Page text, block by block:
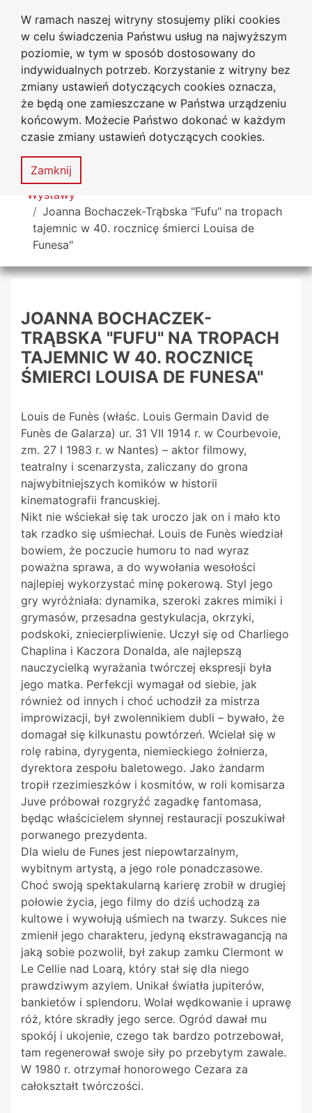
W ramach naszej witryny stosujemy pliki cookies
w celu świadczenia Państwu usług na najwyższym
poziomie, w tym w sposób dostosowany do
indywidualnych potrzeb. Korzystanie z witryny bez
zmiany ustawień dotyczących cookies oznacza,
że będą one zamieszczane w Państwa urządzeniu
końcowym. Możecie Państwo dokonać w każdym
czasie zmiany ustawień dotyczących cookies.
Zamknij
Przejdź do głównego menu
Przejdź do treści
Przejdź do wyszukiwarki
Przejdź do mapy serwisu
Biblioteka Uniwersytecka
Uniwersytetu Jana Długosza
w Częstochowie
Deklaracja
dostępności
Mapa
serwisu
MENU
Tutaj jesteś
Wystawy
Joanna Bochaczek-Trąbska "Fufu" na tropach
tajemnic w 40. rocznicę śmierci Louisa de
Funesa"
JOANNA BOCHACZEK-
TRĄBSKA "FUFU" NA TROPACH
TAJEMNIC W 40. ROCZNICĘ
ŚMIERCI LOUISA DE FUNESA"
Louis de Funès (właśc. Louis Germain David de
Funès de Galarza) ur. 31 VII 1914 r. w Courbevoie,
zm. 27 I 1983 r. w Nantes) – aktor filmowy,
teatralny i scenarzysta, zaliczany do grona
najwybitniejszych komików w historii
kinematografii francuskiej.
Nikt nie wściekał się tak uroczo jak on i mało kto
tak rzadko się uśmiechał. Louis de Funès wiedział
bowiem, że poczucie humoru to nad wyraz
poważna sprawa, a do wywołania wesołości
najlepiej wykorzystać minę pokerową. Styl jego
gry wyróżniała: dynamika, szeroki zakres mimiki i
grymasów, przesadna gestykulacja, okrzyki,
podskoki, zniecierpliwienie. Uczył się od Charliego
Chaplina i Kaczora Donalda, ale najlepszą
nauczycielką wyrażania twórczej ekspresji była
jego matka. Perfekcji wymagał od siebie, jak
również od innych i choć uchodził za mistrza
improwizacji, był zwolennikiem dubli – bywało, że
domagał się kilkunastu powtórzeń. Wcielał się w
rolę rabina, dyrygenta, niemieckiego żołnierza,
dyrektora zespołu baletowego. Jako żandarm
tropił rzezimieszków i kosmitów, w roli komisarza
Juve próbował rozgryźć zagadkę fantomasa,
będąc właścicielem słynnej restauracji poszukiwał
porwanego prezydenta.
Dla wielu de Funes jest niepowtarzalnym,
wybitnym artystą, a jego role ponadczasowe.
Choć swoją spektakularną karierę zrobił w drugiej
połowie życia, jego filmy do dziś uchodzą za
kultowe i wywołują uśmiech na twarzy. Sukces nie
zmienił jego charakteru, jedyną ekstrawagancją na
jaką sobie pozwolił, był zakup zamku Clermont w
Le Cellie nad Loarą, który stał się dla niego
prawdziwym azylem. Unikał światła jupiterów,
bankietów i splendoru. Wolał wędkowanie i uprawę
róż, które skradły jego serce. Ogród dawał mu
spokój i ukojenie, czego tak bardzo potrzebował,
tam regenerował swoje siły po przebytym zawale.
W 1980 r. otrzymał honorowego Cezara za
całokształt twórczości.